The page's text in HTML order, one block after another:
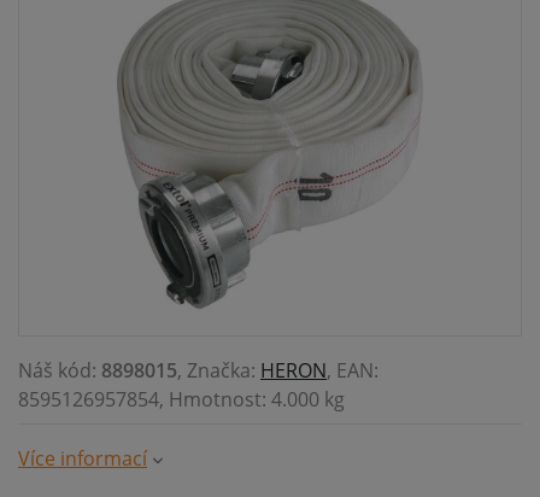
Náš kód: 8898015, Značka: HERON, EAN:
8595126957854, Hmotnost: 4.000 kg
Více informací